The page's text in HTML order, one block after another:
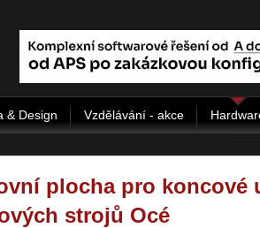
& Design Vzdělávání - akce
plocha pro koncové
strojů Océ